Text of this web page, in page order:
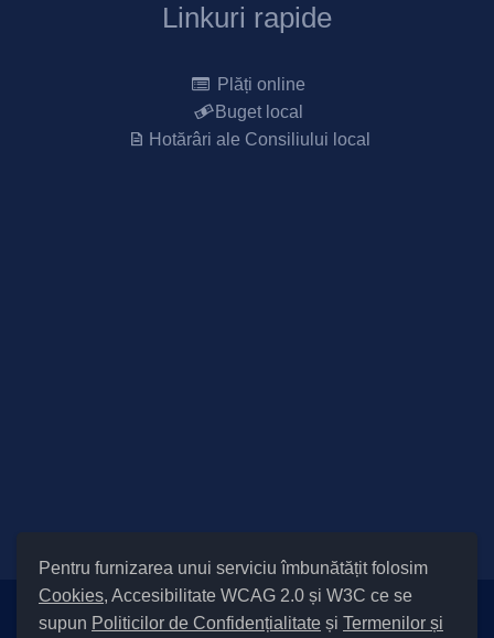
Pentru furnizarea unui serviciu îmbunătățit folosim
Cookies, Accesibilitate WCAG 2.0 și W3C ce se
supun Politicilor de Confidențialitate și Termenilor și
Linkuri rapide
Plăți online
Buget local
Hotărâri ale Consiliului local
Setări Cookies și Accesibilitate